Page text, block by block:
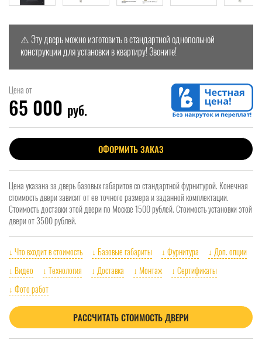
⚠️ Эту дверь можно изготовить в стандартной однопольной
конструкции для установки в квартиру! Звоните!
Цена от
65 000 руб.
ОФОРМИТЬ ЗАКАЗ
Цена указана за дверь базовых габаритов со стандартной фурнитурой. Конечная
стоимость двери зависит от ее точного размера и заданной комплектации.
Стоимость доставки этой двери по Москве 1500 рублей. Стоимость установки этой
двери от 3500 рублей.
↓ Что входит в стоимость ↓ Базовые габариты ↓ Фурнитура
↓ Доп. опции
↓ Видео
↓ Технология ↓ Доставка ↓ Монтаж
↓ Сертификаты
↓ Фото работ
РАССЧИТАТЬ СТОИМОСТЬ ДВЕРИ